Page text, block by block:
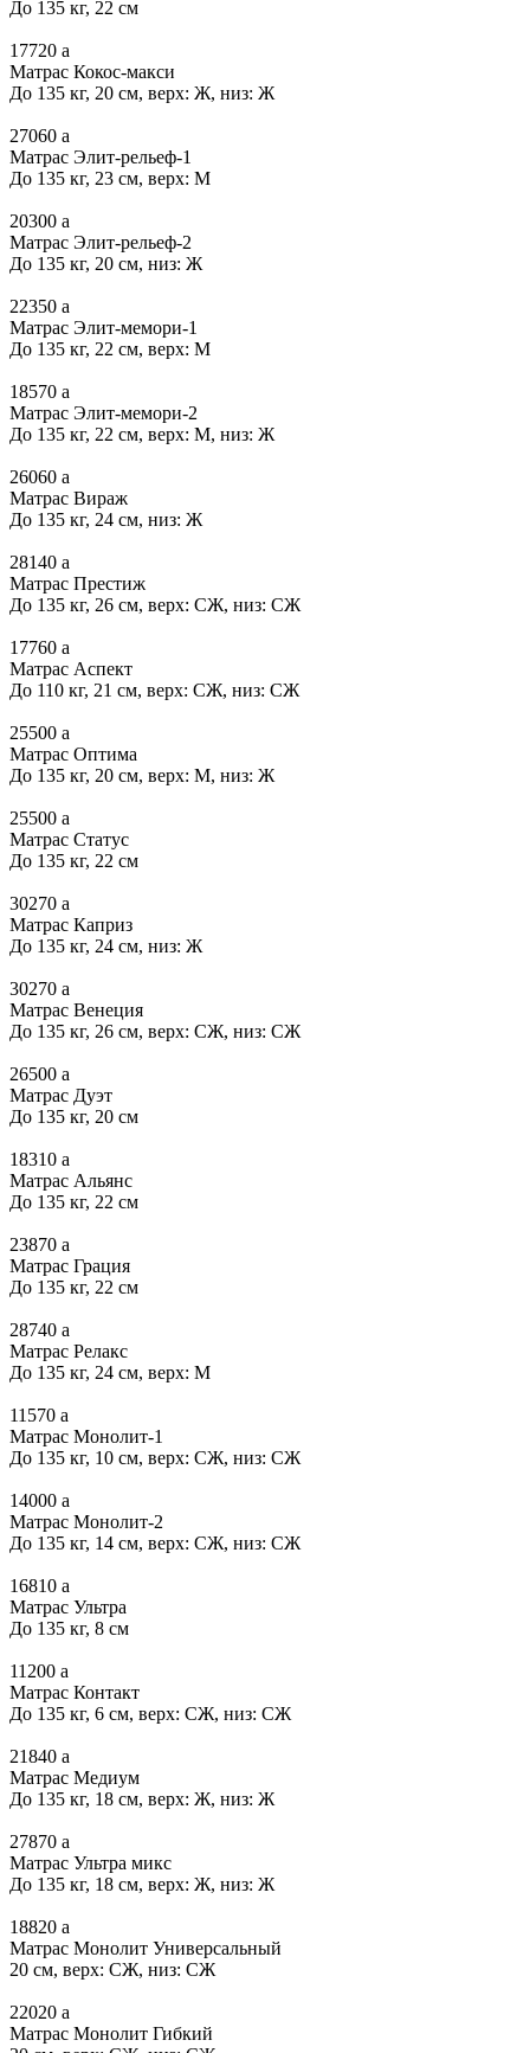
До 135 кг, 22 см
17720 a
Матрас Кокос-макси
До 135 кг, 20 см, верх: Ж, низ: Ж
27060 a
Матрас Элит-рельеф-1
До 135 кг, 23 см, верх: М
20300 a
Матрас Элит-рельеф-2
До 135 кг, 20 см, низ: Ж
22350 a
Матрас Элит-мемори-1
До 135 кг, 22 см, верх: М
18570 a
Матрас Элит-мемори-2
До 135 кг, 22 см, верх: М, низ: Ж
26060 a
Матрас Вираж
До 135 кг, 24 см, низ: Ж
28140 a
Матрас Престиж
До 135 кг, 26 см, верх: СЖ, низ: СЖ
17760 a
Матрас Аспект
До 110 кг, 21 см, верх: СЖ, низ: СЖ
25500 a
Матрас Оптима
До 135 кг, 20 см, верх: М, низ: Ж
25500 a
Матрас Статус
До 135 кг, 22 см
30270 a
Матрас Каприз
До 135 кг, 24 см, низ: Ж
30270 a
Матрас Венеция
До 135 кг, 26 см, верх: СЖ, низ: СЖ
26500 a
Матрас Дуэт
До 135 кг, 20 см
18310 a
Матрас Альянс
До 135 кг, 22 см
23870 a
Матрас Грация
До 135 кг, 22 см
28740 a
Матрас Релакс
До 135 кг, 24 см, верх: М
11570 a
Матрас Монолит-1
До 135 кг, 10 см, верх: СЖ, низ: СЖ
14000 a
Матрас Монолит-2
До 135 кг, 14 см, верх: СЖ, низ: СЖ
16810 a
Матрас Ультра
До 135 кг, 8 см
11200 a
Матрас Контакт
До 135 кг, 6 см, верх: СЖ, низ: СЖ
21840 a
Матрас Медиум
До 135 кг, 18 см, верх: Ж, низ: Ж
27870 a
Матрас Ультра микс
До 135 кг, 18 см, верх: Ж, низ: Ж
18820 a
Матрас Монолит Универсальный
20 см, верх: СЖ, низ: СЖ
22020 a
Матрас Монолит Гибкий